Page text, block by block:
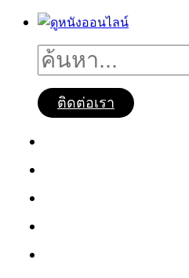
ติดต่อเรา